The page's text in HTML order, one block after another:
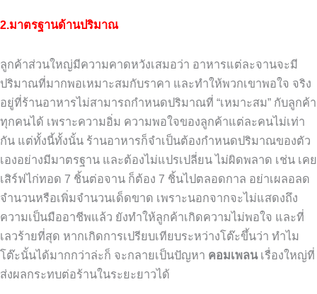
2.มาตรฐานด้านปริมาณ
ลูกค้าส่วนใหญ่มีความคาดหวังเสมอว่า อาหารแต่ละจานจะมี
ปริมาณที่มากพอเหมาะสมกับราคา และทำให้พวกเขาพอใจ จริง
อยู่ที่ร้านอาหารไม่สามารถกำหนดปริมาณที่ “เหมาะสม” กับลูกค้า
ทุกคนได้ เพราะความอิ่ม ความพอใจของลูกค้าแต่ละคนไม่เท่า
กัน แต่ทั้งนี้ทั้งนั้น ร้านอาหารก็จำเป็นต้องกำหนดปริมาณของตัว
เองอย่างมีมาตรฐาน และต้องไม่แปรเปลี่ยน ไม่ผิดพลาด เช่น เคย
เสิร์ฟไก่ทอด 7 ชิ้นต่อจาน ก็ต้อง 7 ชิ้นไปตลอดกาล อย่าเผลอลด
จำนวนหรือเพิ่มจำนวนเด็ดขาด เพราะนอกจากจะไม่แสดงถึง
ความเป็นมืออาชีพแล้ว ยังทำให้ลูกค้าเกิดความไม่พอใจ และที่
เลวร้ายที่สุด หากเกิดการเปรียบเทียบระหว่างโต๊ะขึ้นว่า ทำไม
โต๊ะนั้นได้มากกว่าล่ะก็ จะกลายเป็นปัญหา คอมเพลน เรื่องใหญ่ที่
ส่งผลกระทบต่อร้านในระยะยาวได้